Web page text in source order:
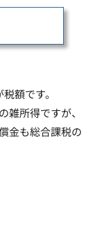
税額です。
所得ですが、
金も総合課税の